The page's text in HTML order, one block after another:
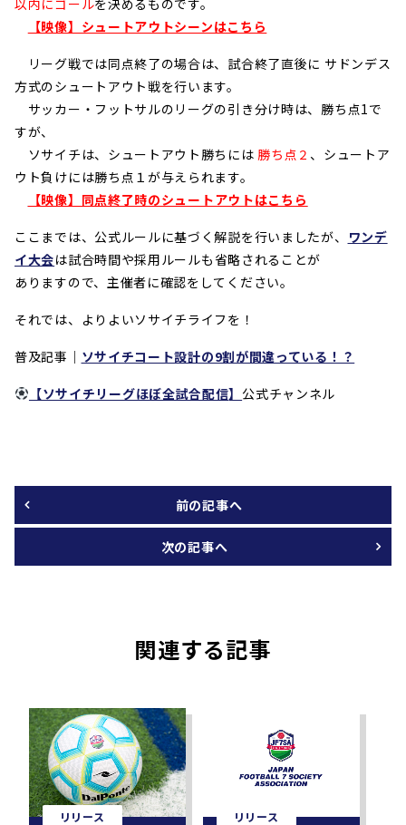
【映像】シュートアウトシーンはこちら
リーグ戦では同点終了の場合は、試合終了直後に サドンデス
方式のシュートアウト戦を行います。
サッカー・フットサルのリーグの引き分け時は、勝ち点1で
すが、
ソサイチは、シュートアウト勝ちには 勝ち点 ２ 、シュートア
ウト負けには勝ち点１が与えられます。
【映像】同点終了時のシュートアウトはこちら
ここまでは、公式ルールに基づく解説を行いましたが、
ワンデ
イ大会は試合時間や採用ルールも省略されることが
ありますので、主催者に確認をしてください。
それでは、よりよいソサイチライフを！
普及記事 ｜ ソサイチコート設計の9割が間違っている！？
【ソサイチリーグほぼ全試合配信】 公式チャンネル
前の記事へ
次の記事へ
関連する記事
リリース
リリース